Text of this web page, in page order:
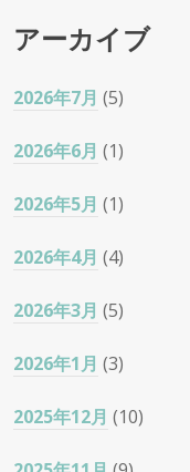
アーカイブ
2026年7月 (5)
2026年6月 (1)
2026年5月 (1)
2026年4月 (4)
2026年3月 (5)
2026年1月 (3)
2025年12月 (10)